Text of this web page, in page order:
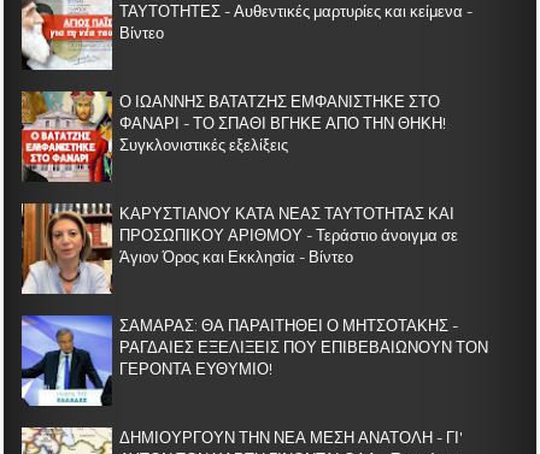
ΤΑΥΤΟΤΗΤΕΣ - Αυθεντικές μαρτυρίες και κείμενα -
Βίντεο
Ο ΙΩΑΝΝΗΣ ΒΑΤΑΤΖΗΣ ΕΜΦΑΝΙΣΤΗΚΕ ΣΤΟ
ΦΑΝΑΡΙ - ΤΟ ΣΠΑΘΙ ΒΓΗΚΕ ΑΠΟ ΤΗΝ ΘΗΚΗ!
Συγκλονιστικές εξελίξεις
ΚΑΡΥΣΤΙΑΝΟΥ ΚΑΤΑ ΝΕΑΣ ΤΑΥΤΟΤΗΤΑΣ ΚΑΙ
ΠΡΟΣΩΠΙΚΟΥ ΑΡΙΘΜΟΥ - Τεράστιο άνοιγμα σε
Άγιον Όρος και Εκκλησία - Βίντεο
ΣΑΜΑΡΑΣ: ΘΑ ΠΑΡΑΙΤΗΘΕΙ Ο ΜΗΤΣΟΤΑΚΗΣ -
ΡΑΓΔΑΙΕΣ ΕΞΕΛΙΞΕΙΣ ΠΟΥ ΕΠΙΒΕΒΑΙΩΝΟΥΝ ΤΟΝ
ΓΕΡΟΝΤΑ ΕΥΘΥΜΙΟ!
ΔΗΜΙΟΥΡΓΟΥΝ ΤΗΝ ΝΕΑ ΜΕΣΗ ΑΝΑΤΟΛΗ - ΓΙ'